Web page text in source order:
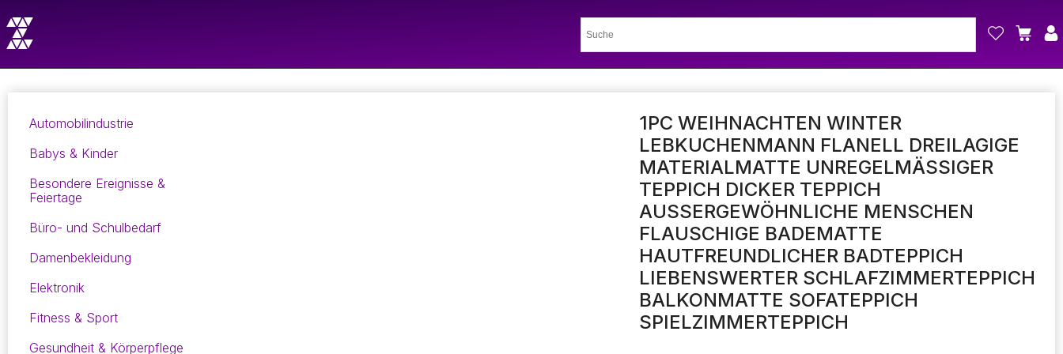
Automobilindustrie
Babys & Kinder
Besondere Ereignisse &
Feiertage
Büro- und Schulbedarf
Damenbekleidung
Elektronik
Fitness & Sport
Gesundheit & Körperpflege
1PC WEIHNACHTEN WINTER
LEBKUCHENMANN FLANELL DREILAGIGE
MATERIALMATTE UNREGELMÄSSIGER T
EPPICH DICKER TEPPICH A
USSERGEWÖHNLICHE MENSCHEN FL
AUSCHIGE BADEMATTE HA
UTFREUNDLICHER BADTEPPICH LI
EBENSWERTER SCHLAFZIMMERTEPPICH BA
LKONMATTE SOFATEPPICH SP
IELZIMMERTEPPICH